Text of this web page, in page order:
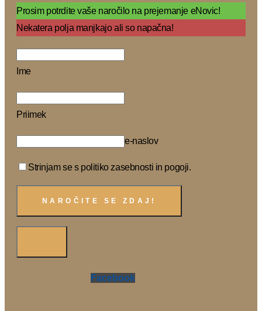
Prosim potrdite vaše naročilo na prejemanje eNovic!
Nekatera polja manjkajo ali so napačna!
Ime
Priimek
e-naslov
Strinjam se s politiko zasebnosti in pogoji.
Facebook